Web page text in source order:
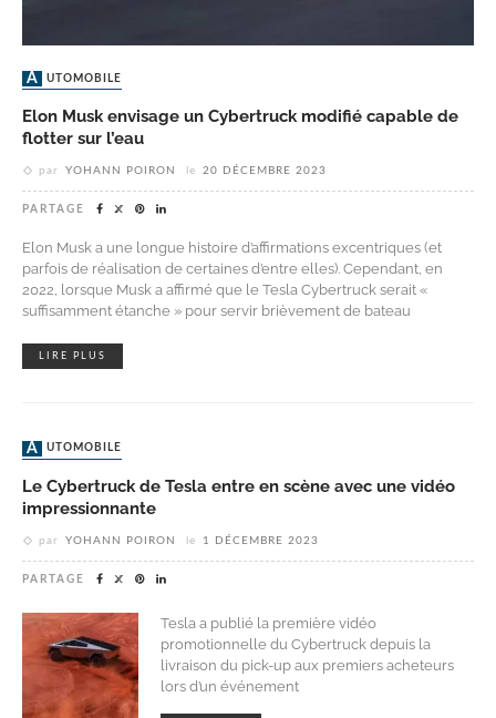
AUTOMOBILE
Elon Musk envisage un Cybertruck modifié capable de
flotter sur l’eau
par YOHANN POIRON le 20 DÉCEMBRE 2023
PARTAGE
Elon Musk a une longue histoire d’affirmations excentriques (et
parfois de réalisation de certaines d’entre elles). Cependant, en
2022, lorsque Musk a affirmé que le Tesla Cybertruck serait «
suffisamment étanche » pour servir brièvement de bateau
LIRE PLUS
AUTOMOBILE
Le Cybertruck de Tesla entre en scène avec une vidéo
impressionnante
par YOHANN POIRON le 1 DÉCEMBRE 2023
PARTAGE
Tesla a publié la première vidéo
promotionnelle du Cybertruck depuis la
livraison du pick-up aux premiers acheteurs
lors d’un événement